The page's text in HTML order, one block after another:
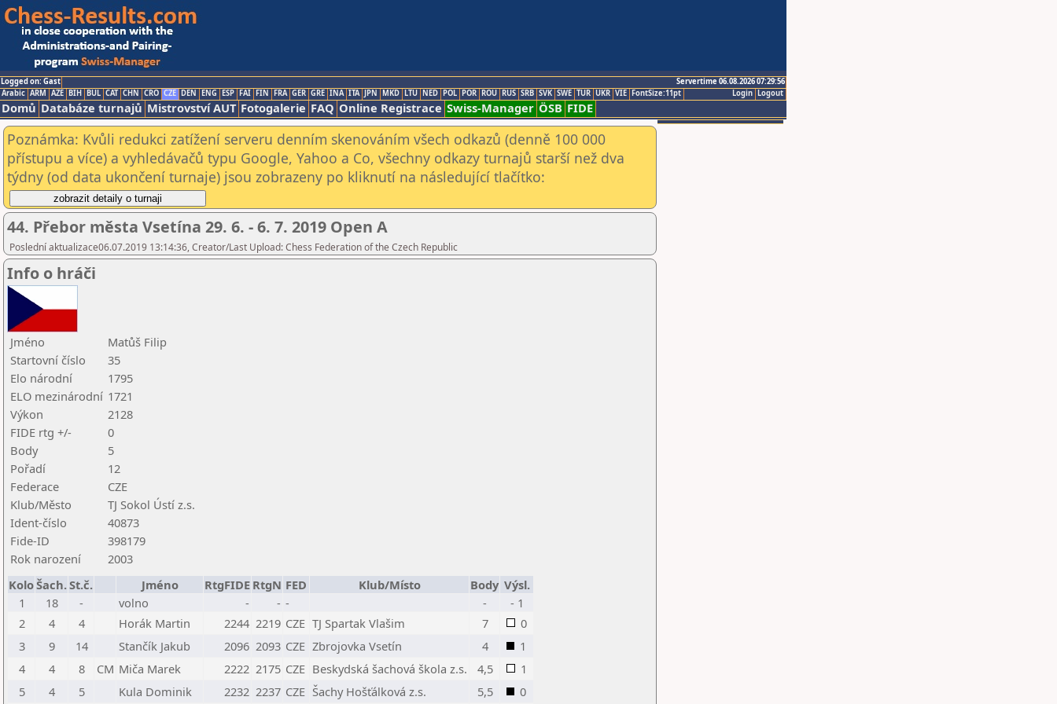
Logged on: Gast
Servertime 06.08.2026 07:29:56
Logout
Login
Arabic ARM AZE BIH BUL CAT CHN CRO CZE DEN ENG ESP FAI FIN FRA GER GRE INA ITA JPN MKD LTU NED POL POR ROU RUS SRB SVK SWE TUR UKR VIE FontSize:11pt
Domů Databáze turnajů Mistrovství AUT Fotogalerie FAQ Online Registrace Swiss-Manager ÖSB FIDE
Poznámka: Kvůli redukci zatížení serveru denním skenováním všech odkazů (denně 100 000
přístupu a více) a vyhledávačů typu Google, Yahoo a Co, všechny odkazy turnajů starší než dva
týdny (od data ukončení turnaje) jsou zobrazeny po kliknutí na následující tlačítko:
44. Přebor města Vsetína 29. 6. - 6. 7. 2019 Open A
Poslední aktualizace06.07.2019 13:14:36, Creator/Last Upload: Chess Federation of the Czech Republic
Info o hráči
Jméno
Matůš Filip
Startovní číslo
35
Elo národní
1795
ELO mezinárodní 1721
Výkon
2128
FIDE rtg +/-
0
Body
5
Pořadí
12
Federace
CZE
Klub/Město
TJ Sokol Ústí z.s.
Ident-číslo
40873
Fide-ID
398179
Rok narození
2003
KoloŠach.St.č. Jméno RtgFIDE RtgN FED Klub/Místo Body Výsl.
1
18 - volno - - - -
- 1
2
4 4 Horák Martin 2244 2219 CZE TJ Spartak Vlašim 7
0
3
9 14 Stančík Jakub 2096 2093 CZE Zbrojovka Vsetín 4
1
4
4 8 CM Miča Marek 2222 2175 CZE Beskydská šachová škola z.s. 4,5
1
5
4 5 Kula Dominik 2232 2237 CZE Šachy Hošťálková z.s. 5,5 0